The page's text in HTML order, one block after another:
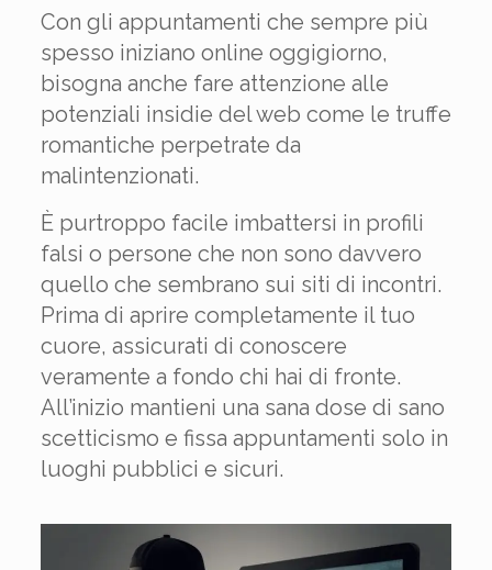
Con gli appuntamenti che sempre più
spesso iniziano online oggigiorno,
bisogna anche fare attenzione alle
potenziali insidie del web come le truffe
romantiche perpetrate da
malintenzionati.
È purtroppo facile imbattersi in profili
falsi o persone che non sono davvero
quello che sembrano sui siti di incontri.
Prima di aprire completamente il tuo
cuore, assicurati di conoscere
veramente a fondo chi hai di fronte.
All’inizio mantieni una sana dose di sano
scetticismo e fissa appuntamenti solo in
luoghi pubblici e sicuri.